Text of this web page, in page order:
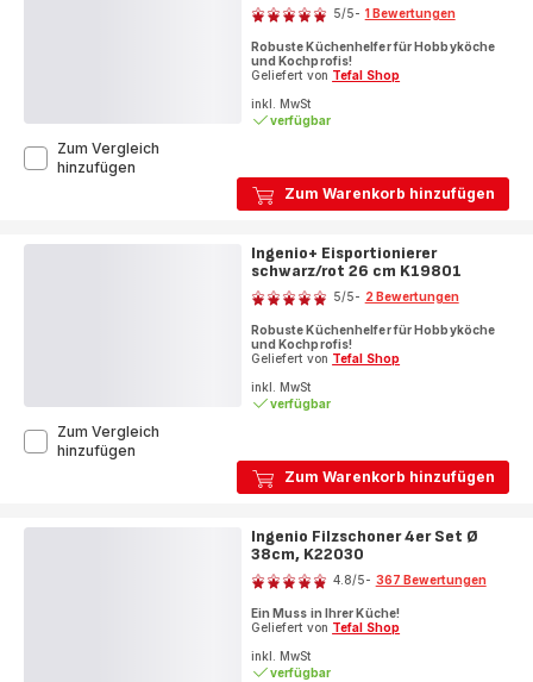
Zum Warenkorb hinzufügen
mit
5
Sternen
(Durchschnitt)
5/5- 1 Bewertungen
Robuste Küchenhelfer für Hobbyköche
und Kochprofis!
Geliefert von Tefal Shop
inkl. MwSt
verfügbar
Zum Vergleich
hinzufügen
Knoblauchpresse
Zum Warenkorb hinzufügen
Ingenio+ Eisportionierer
schwarz/rot 26 cm K19801
Bewertung
mit
5
Sternen
(Durchschnitt)
5/5- 2 Bewertungen
Robuste Küchenhelfer für Hobbyköche
und Kochprofis!
Geliefert von Tefal Shop
inkl. MwSt
verfügbar
Zum Vergleich
hinzufügen
Eisportionierer
Ingenio Filzschoner 4er Set Ø
38cm, K22030
Bewertung
4.8/5- 367 Bewertungen
Ein Muss in Ihrer Küche!
Geliefert von Tefal Shop
inkl. MwSt
verfügbar